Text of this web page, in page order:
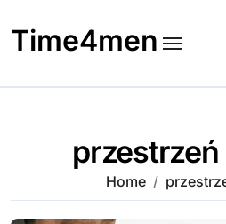
to
content
Time4men
przestrzeń
Home